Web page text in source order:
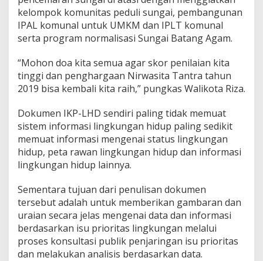
kelompok komunitas peduli sungai, pembangunan
IPAL komunal untuk UMKM dan IPLT komunal
serta program normalisasi Sungai Batang Agam.
“Mohon doa kita semua agar skor penilaian kita
tinggi dan penghargaan Nirwasita Tantra tahun
2019 bisa kembali kita raih,” pungkas Walikota Riza.
Dokumen IKP-LHD sendiri paling tidak memuat
sistem informasi lingkungan hidup paling sedikit
memuat informasi mengenai status lingkungan
hidup, peta rawan lingkungan hidup dan informasi
lingkungan hidup lainnya.
Sementara tujuan dari penulisan dokumen
tersebut adalah untuk memberikan gambaran dan
uraian secara jelas mengenai data dan informasi
berdasarkan isu prioritas lingkungan melalui
proses konsultasi publik penjaringan isu prioritas
dan melakukan analisis berdasarkan data.